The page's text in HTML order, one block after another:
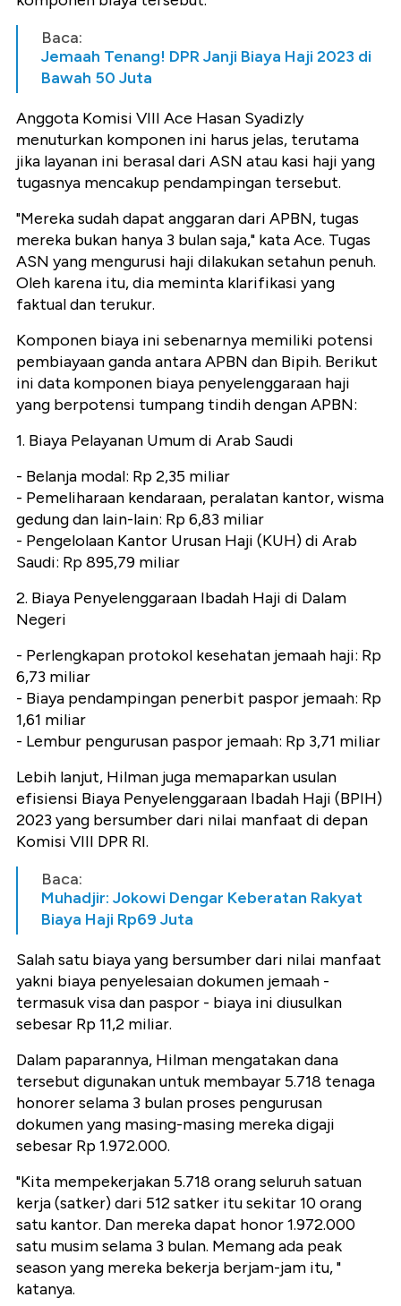
Baca:
Jemaah Tenang! DPR Janji Biaya Haji 2023 di
Bawah 50 Juta
Anggota Komisi VIII Ace Hasan Syadizly
menuturkan komponen ini harus jelas, terutama
jika layanan ini berasal dari ASN atau kasi haji yang
tugasnya mencakup pendampingan tersebut.
"Mereka sudah dapat anggaran dari APBN, tugas
mereka bukan hanya 3 bulan saja," kata Ace. Tugas
ASN yang mengurusi haji dilakukan setahun penuh.
Oleh karena itu, dia meminta klarifikasi yang
faktual dan terukur.
Komponen biaya ini sebenarnya memiliki potensi
pembiayaan ganda antara APBN dan Bipih. Berikut
ini data komponen biaya penyelenggaraan haji
yang berpotensi tumpang tindih dengan APBN:
1. Biaya Pelayanan Umum di Arab Saudi
- Belanja modal: Rp 2,35 miliar
- Pemeliharaan kendaraan, peralatan kantor, wisma
gedung dan lain-lain: Rp 6,83 miliar
- Pengelolaan Kantor Urusan Haji (KUH) di Arab
Saudi: Rp 895,79 miliar
2. Biaya Penyelenggaraan Ibadah Haji di Dalam
Negeri
- Perlengkapan protokol kesehatan jemaah haji: Rp
6,73 miliar
- Biaya pendampingan penerbit paspor jemaah: Rp
1,61 miliar
- Lembur pengurusan paspor jemaah: Rp 3,71 miliar
Lebih lanjut, Hilman juga memaparkan usulan
efisiensi Biaya Penyelenggaraan Ibadah Haji (BPIH)
2023 yang bersumber dari nilai manfaat di depan
Komisi VIII DPR RI.
Baca:
Muhadjir: Jokowi Dengar Keberatan Rakyat
Biaya Haji Rp69 Juta
Salah satu biaya yang bersumber dari nilai manfaat
yakni biaya penyelesaian dokumen jemaah -
termasuk visa dan paspor - biaya ini diusulkan
sebesar Rp 11,2 miliar.
Dalam paparannya, Hilman mengatakan dana
tersebut digunakan untuk membayar 5.718 tenaga
honorer selama 3 bulan proses pengurusan
dokumen yang masing-masing mereka digaji
sebesar Rp 1.972.000.
"Kita mempekerjakan 5.718 orang seluruh satuan
kerja (satker) dari 512 satker itu sekitar 10 orang
satu kantor. Dan mereka dapat honor 1.972.000
satu musim selama 3 bulan. Memang ada peak
season yang mereka bekerja berjam-jam itu, "
katanya.